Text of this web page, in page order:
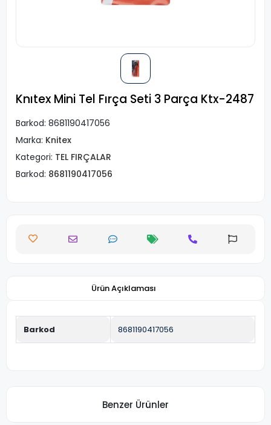
Knıtex Mini Tel Fırça Seti 3 Parça Ktx-2487
Barkod: 8681190417056
Marka: Knitex
Kategori: TEL FIRÇALAR
Barkod: 8681190417056
Ürün Açıklaması
Barkod 8681190417056
Benzer Ürünler